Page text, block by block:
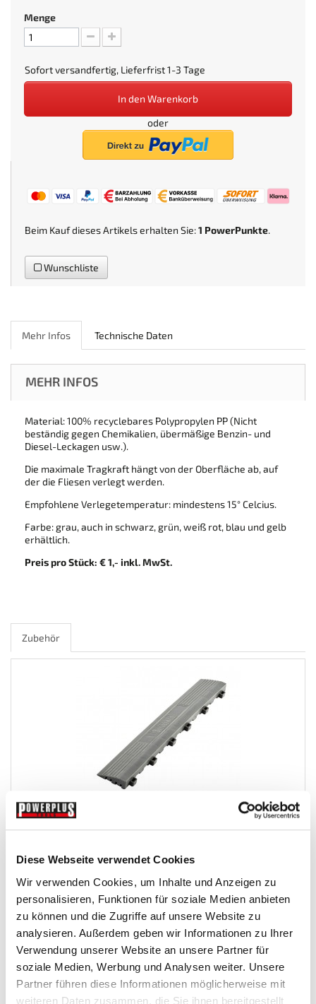
Diese Webseite verwendet Cookies
Wir verwenden Cookies, um Inhalte und Anzeigen zu
personalisieren, Funktionen für soziale Medien anbieten
zu können und die Zugriffe auf unsere Website zu
analysieren. Außerdem geben wir Informationen zu Ihrer
Verwendung unserer Website an unsere Partner für
soziale Medien, Werbung und Analysen weiter. Unsere
Partner führen diese Informationen möglicherweise mit
weiteren Daten zusammen, die Sie ihnen bereitgestellt
Menge
Sofort versandfertig, Lieferfrist 1-3 Tage
In den Warenkorb
oder
Beim Kauf dieses Artikels erhalten Sie:1 PowerPunkte.
Wunschliste
Mehr Infos Technische Daten
MEHR INFOS
Material: 100% recyclebares Polypropylen PP (Nicht
beständig gegen Chemikalien, übermäßige Benzin- und
Diesel-Leckagen usw.).
Die maximale Tragkraft hängt von der Oberfläche ab, auf
der die Fliesen verlegt werden.
Empfohlene Verlegetemperatur: mindestens 15° Celcius.
Farbe: grau, auch in schwarz, grün, weiß rot, blau und gelb
erhältlich.
Preis pro Stück: € 1,- inkl. MwSt.
Zubehör
Kunststoff Kantenleiste grau - Abschlussleiste...
Offene-Klickfliesen
€ 3,95
Gewicht: 0.104 kg
Inkl. MwSt. zzgl.
Versandkosten
Auf Lager
Mehr In den Warenkorb